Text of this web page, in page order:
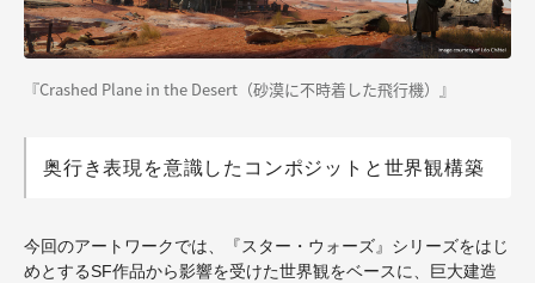
『Crashed Plane in the Desert（砂漠に不時着した飛行機）』
奥行き表現を意識したコンポジットと世界観構築
今回のアートワークでは、
『スター・ウォーズ』シリーズをはじ
めとするSF作品から影響を受けた世界観をベースに、巨大建造